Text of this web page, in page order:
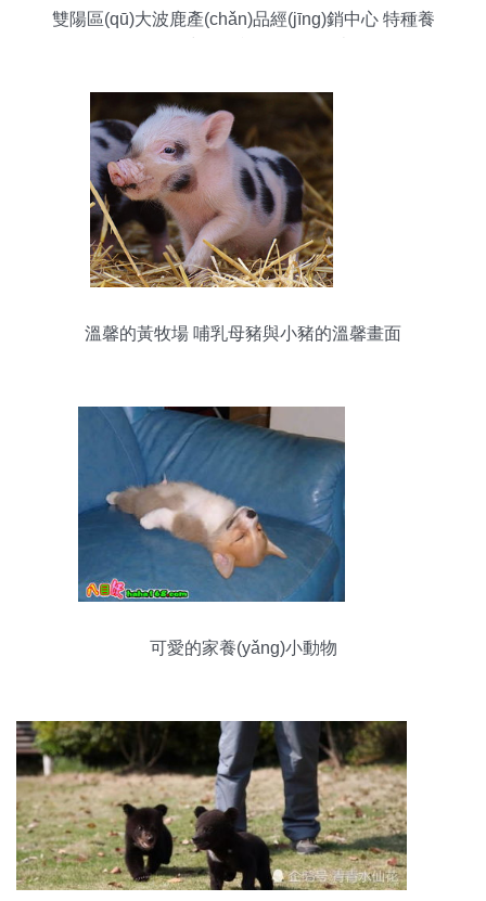
雙陽區(qū)大波鹿產(chǎn)品經(jīng)銷中心 特種養
溫馨的黃牧場 哺乳母豬與小豬的溫馨畫面
可愛的家養(yǎng)小動物